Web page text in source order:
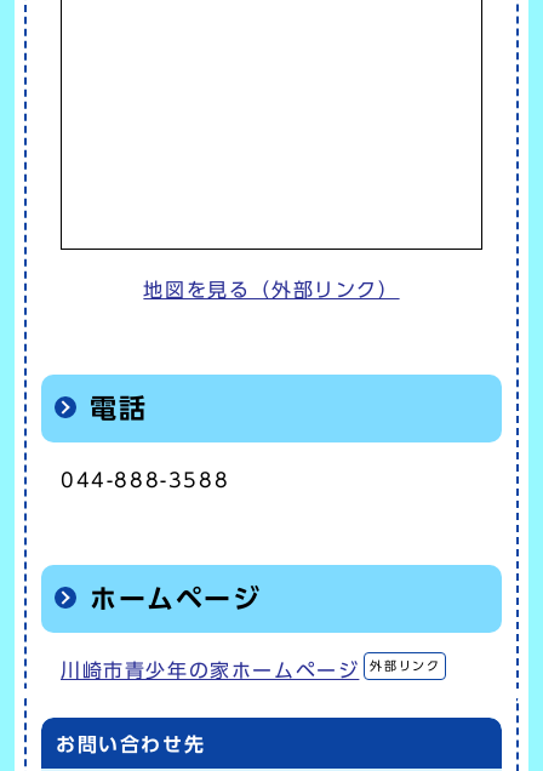
地図を見る（外部リンク）
電話
044-888-3588
ホームページ
川崎市青少年の家ホームページ 外部リンク
お問い合わせ先